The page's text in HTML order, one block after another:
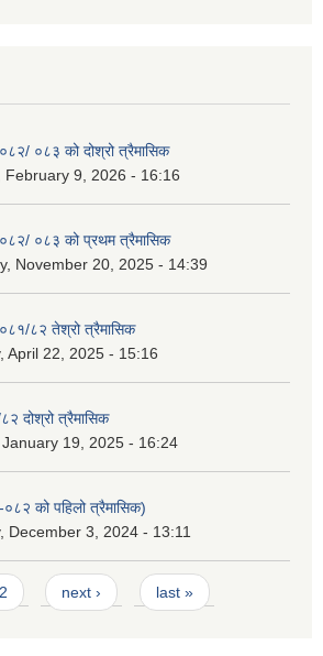
०८३ को दोश्रो त्रैमासिक
February 9, 2026 - 16:16
०८३ को प्रथम त्रैमासिक
November 20, 2025 - 14:39
८२ तेश्रो त्रैमासिक
April 22, 2025 - 15:16
दोश्रो त्रैमासिक
January 19, 2025 - 16:24
को पहिलो त्रैमासिक)
December 3, 2024 - 13:11
2 next › last »